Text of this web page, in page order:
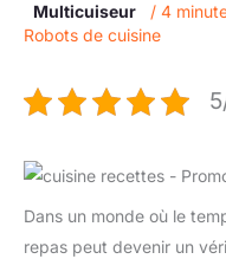
Multicuiseur
/ 4
Robots de cuisine
Dans un monde où le
repas peut devenir un